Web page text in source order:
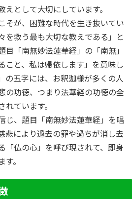
として大切にしています。
そが、困難な時代を生き抜いてい
を救う最も大切な教えである」と
目「南無妙法蓮華経」の「南無」
こと、私は帰依します」を意味し
の五字には、お釈迦様が多くの人
の功徳、つまり法華経の功徳の全
ています。
じ、題目「南無妙法蓮華経」を唱
悲により過去の罪や過ちが消し去
「仏の心」を呼び現されて、即身
。